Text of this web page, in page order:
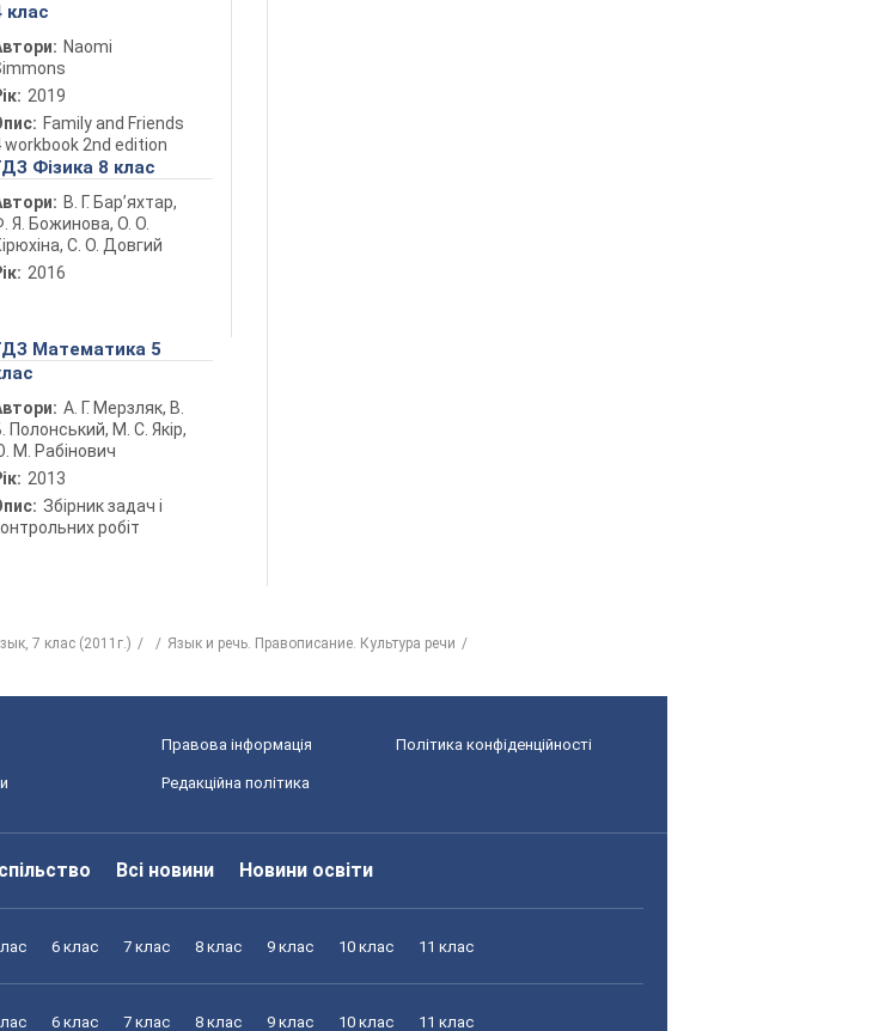
клас
Naomi
2019
Family and Friends
workbook 2nd edition
Фізика 8 клас
В. Г. Бар’яхтар,
Я. Божинова, О. О.
С. О. Довгий
2016
Математика 5
А. Г. Мерзляк, В.
Полонський, М. С. Якір,
М. Рабінович
2013
Збірник задач і
робіт
7 клас (2011г.)
Язык и речь. Правописание. Культура речи
Правова інформація Політика конфіденційності
Редакційна політика
Всі новини Новини освіти
6 клас 7 клас 8 клас 9 клас 10 клас 11 клас
6 клас 7 клас 8 клас 9 клас 10 клас 11 клас